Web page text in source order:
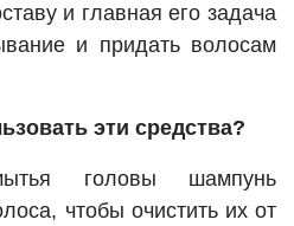
и главная его задача
и придать волосам
эти средства?
головы шампунь
чтобы очистить их от